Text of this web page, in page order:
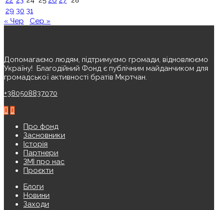
29 30 31
« Чер
Сер »
Допомагаємо людям, підтримуємо громади, відновлюємо
Україну! ️ Благодійний Фонд є публічним майданчиком для
громадської активності братів Мкртчан.
+380508837070
Про фонд
Засновники
Історія
Партнери
ЗМІ про нас
Проєкти
Блоги
Новини
Заходи